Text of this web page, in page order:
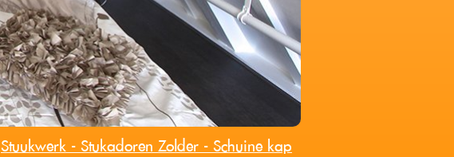
Stuukwerk - Stukadoren Zolder - Schuine kap